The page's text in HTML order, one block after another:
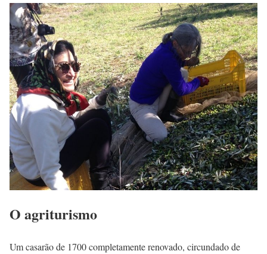
O agriturismo
Um casarão de 1700 completamente renovado, circundado de